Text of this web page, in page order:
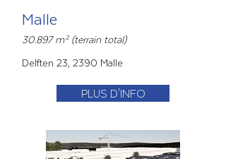
Malle
30.897 m² (terrain total)
Delften 23, 2390 Malle
PLUS D'INFO